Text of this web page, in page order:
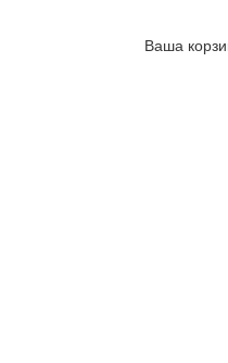
Ваша